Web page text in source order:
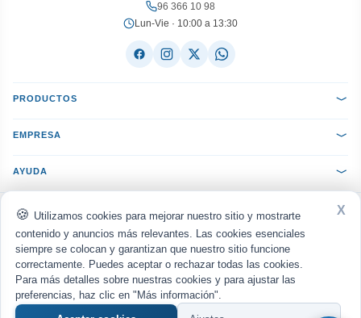
Utilizamos cookies para mejorar nuestro sitio y mostrarte
contenido y anuncios más relevantes. Las cookies esenciales
siempre se colocan y garantizan que nuestro sitio funcione
correctamente. Puedes aceptar o rechazar todas las cookies.
Para más detalles sobre nuestras cookies y para ajustar las
preferencias, haz clic en "Más información".
X
96 366 10 98
Lun-Vie · 10:00 a 13:30
PRODUCTOS
EMPRESA
AYUDA
ACEPTAMOS: VISA Mastercard PayPal Bizum
seQura
Transferencia
Reembolso
ENVIAMOS CON:
MRW Nacex Correos UPS
Política de privacidad ·Aviso legal · Cookies
© 2026WWW.MANUELGIL.COM· Todos los derechos reservados · Diseño web por
europeart